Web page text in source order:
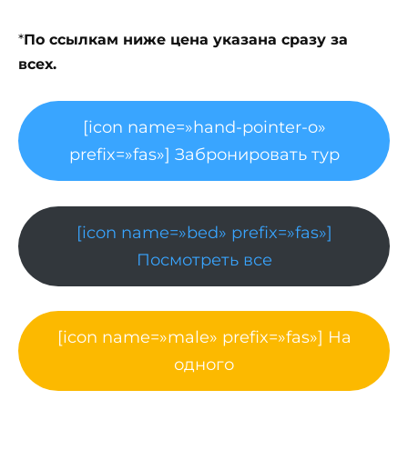
*По ссылкам ниже цена указана сразу за
всех.
[icon name=»hand-pointer-o»
prefix=»fas»] Забронировать тур
[icon name=»bed» prefix=»fas»]
Посмотреть все
[icon name=»male» prefix=»fas»] На
одного